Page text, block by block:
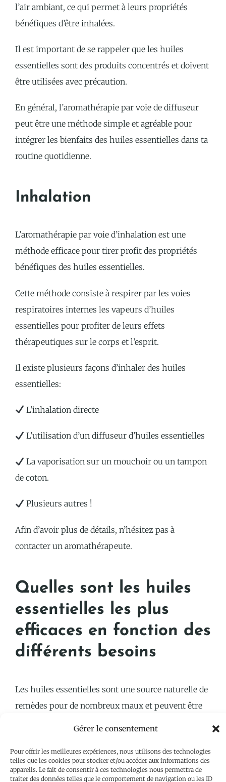
Gérer le consentement
Pour offrir les meilleures expériences, nous utilisons des technologies
telles que les cookies pour stocker et/ou accéder aux informations des
appareils. Le fait de consentir à ces technologies nous permettra de
traiter des données telles que le comportement de navigation ou les ID
l’air ambiant, ce qui permet à leurs propriétés
bénéfiques d’être inhalées.
Il est important de se rappeler que les huiles
essentielles sont des produits concentrés et doivent
être utilisées avec précaution.
En général, l’aromathérapie par voie de diffuseur
peut être une méthode simple et agréable pour
intégrer les bienfaits des huiles essentielles dans ta
routine quotidienne.
Inhalation
L’aromathérapie par voie d’inhalation est une
méthode efficace pour tirer profit des propriétés
bénéfiques des huiles essentielles.
Cette méthode consiste à respirer par les voies
respiratoires internes les vapeurs d’huiles
essentielles pour profiter de leurs effets
thérapeutiques sur le corps et l’esprit.
Il existe plusieurs façons d’inhaler des huiles
essentielles:
L’inhalation directe
L’utilisation d’un diffuseur d’huiles essentielles
La vaporisation sur un mouchoir ou un tampon
de coton.
Plusieurs autres !
Afin d’avoir plus de détails, n’hésitez pas à
contacter un aromathérapeute.
Quelles sont les huiles
essentielles les plus
efficaces en fonction des
différents besoins
Les huiles essentielles sont une source naturelle de
remèdes pour de nombreux maux et peuvent être
Voici les trois principales huiles essentielles